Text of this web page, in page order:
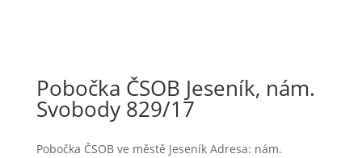
Pobočka ČSOB Jeseník, nám.
Svobody 829/17
Pobočka ČSOB ve městě Jeseník Adresa: nám.